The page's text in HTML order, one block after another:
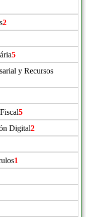
2
5
y Recursos
5
Digital2
1